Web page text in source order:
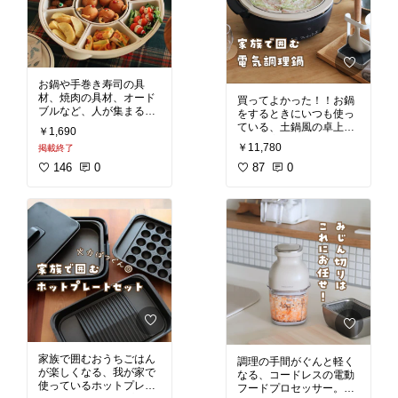
お鍋や手巻き寿司の具
材、焼肉の具材、オード
ブルなど、人が集まる時
の食卓で重宝する回転ト
レー。お皿ひとつひとつ
がバラバラになるので洗
うのもラクチン！週末に
家、普段のおうちごはん
でも活躍してくれてま
す。使いやすくておすす
め👏✨ #オリジナル写真
￥1,690
掲載終了
146 0
家族で囲むおうちごはん
が楽しくなる、我が家で
使っているホットプレー
活用しています。我が家
のものはホワイトの20cm
2段タイプで、家族3人分
をたっぷり蒸せるサイズ
感です👏キッチンに出し
たままでも可愛い、ナチ
ュラルなデザインと質の
良さがお気に入り✨ #オ
リジナル写真
買ってよかった！！お鍋
をするときにいつも使っ
ている、土鍋風の卓上電
気鍋☺️家族で囲むのにち
ょうどいいサイズ！明る
い土鍋風の色味で、スー
OKなので、キッチンでぐ
つぐつさせてからここに
乗せられてとっても便利
です👏✨キッチン下の引
き出しに、ホットプレー
トセットと一緒に収納し
てます😊#オリジナル写
￥11,780
87 0
調理の手間がぐんと軽く
なる、コードレスの電動
フードプロセッサー。偏